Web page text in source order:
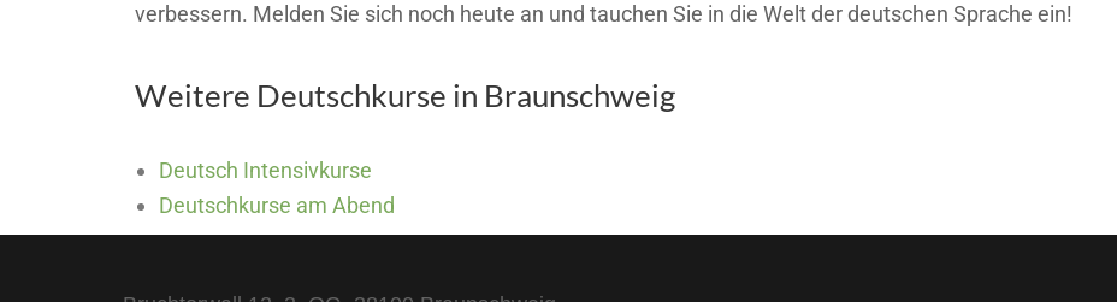
verbessern. Melden Sie sich noch heute an und tauchen Sie in die Welt der deutschen Sprache ein!
Weitere Deutschkurse in Braunschweig
Deutsch Intensivkurse
Deutschkurse am Abend